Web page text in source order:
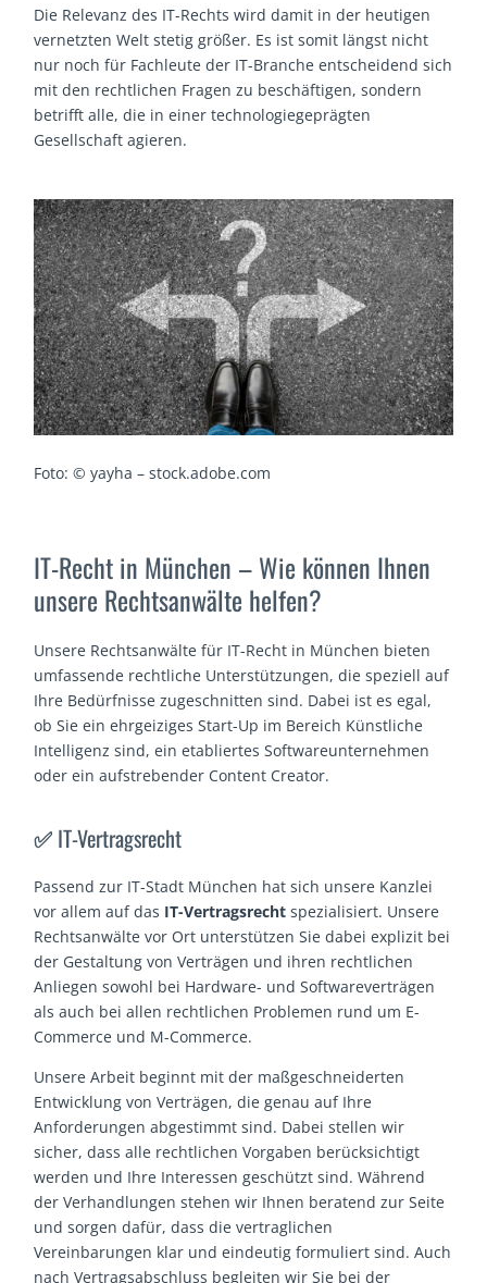
Die Relevanz des IT-Rechts wird damit in der heutigen
vernetzten Welt stetig größer. Es ist somit längst nicht
nur noch für Fachleute der IT-Branche entscheidend sich
mit den rechtlichen Fragen zu beschäftigen, sondern
betrifft alle, die in einer technologiegeprägten
Gesellschaft agieren.
Foto: © yayha – stock.adobe.com
IT-Recht in München – Wie können Ihnen
unsere Rechtsanwälte helfen?
Unsere Rechtsanwälte für IT-Recht in München bieten
umfassende rechtliche Unterstützungen, die speziell auf
Ihre Bedürfnisse zugeschnitten sind. Dabei ist es egal,
ob Sie ein ehrgeiziges Start-Up im Bereich Künstliche
Intelligenz sind, ein etabliertes Softwareunternehmen
oder ein aufstrebender Content Creator.
✅ IT-Vertragsrecht
Passend zur IT-Stadt München hat sich unsere Kanzlei
vor allem auf das IT-Vertragsrechtspezialisiert. Unsere
Rechtsanwälte vor Ort unterstützen Sie dabei explizit bei
der Gestaltung von Verträgen und ihren rechtlichen
Anliegen sowohl bei Hardware- und Softwareverträgen
als auch bei allen rechtlichen Problemen rund um E-
Commerce und M-Commerce.
Unsere Arbeit beginnt mit der maßgeschneiderten
Entwicklung von Verträgen, die genau auf Ihre
Anforderungen abgestimmt sind. Dabei stellen wir
sicher, dass alle rechtlichen Vorgaben berücksichtigt
werden und Ihre Interessen geschützt sind. Während
der Verhandlungen stehen wir Ihnen beratend zur Seite
und sorgen dafür, dass die vertraglichen
Vereinbarungen klar und eindeutig formuliert sind. Auch
nach Vertragsabschluss begleiten wir Sie bei der